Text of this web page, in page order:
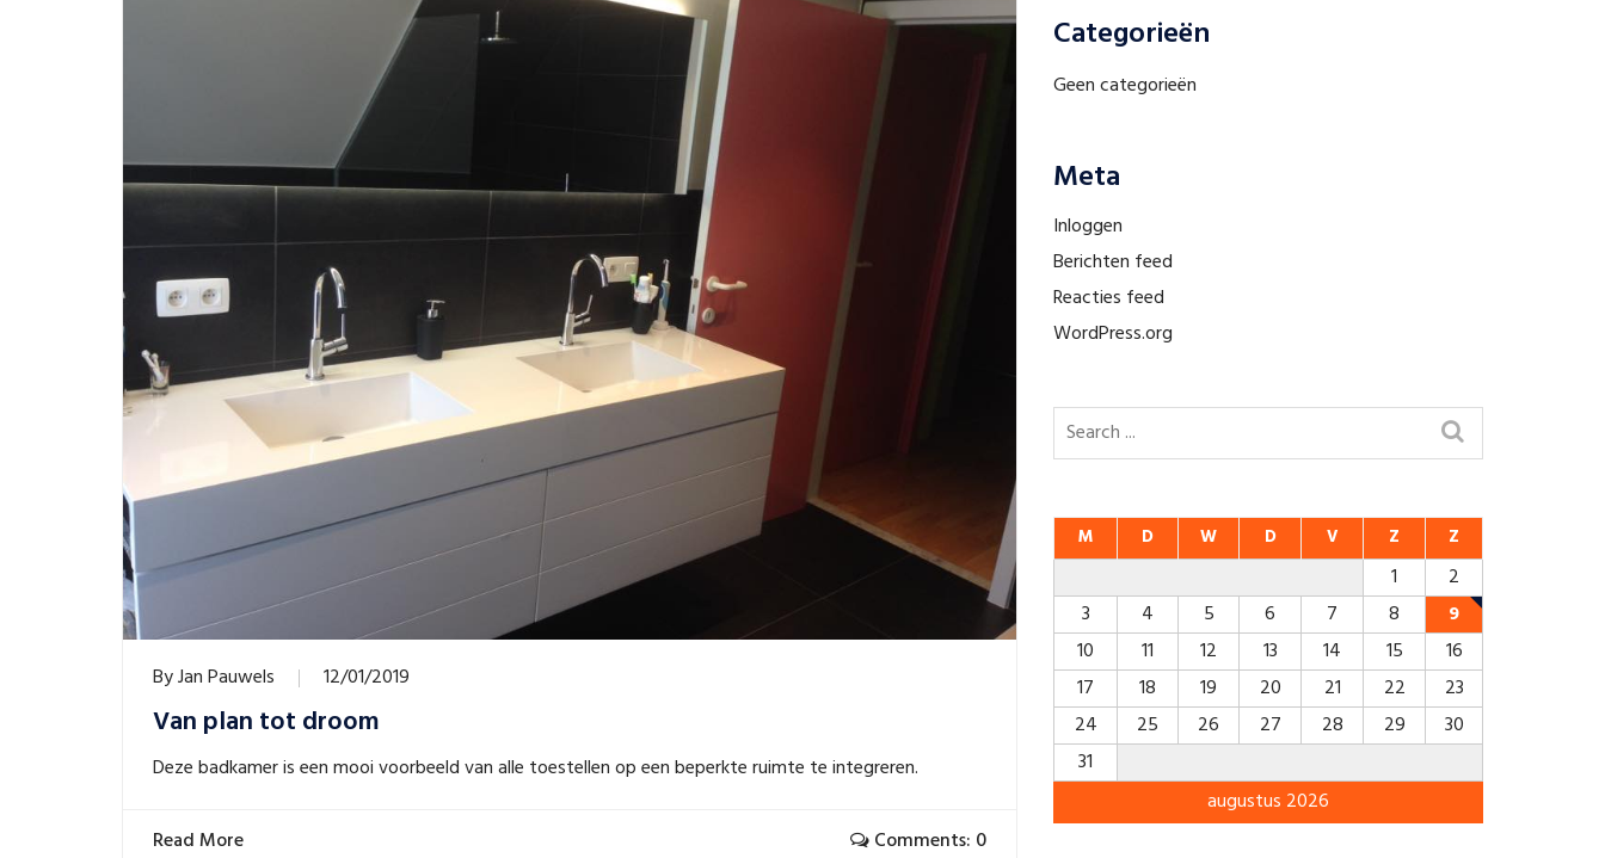
ByJan Pauwels 12/01/2019
Van plan tot droom
Deze badkamer is een mooi voorbeeld van alle toestellen op een beperkte ruimte te integreren.
Read More Comments: 0
Categorieën
Geen categorieën
Meta
Inloggen
Berichten feed
Reacties feed
WordPress.org
augustus 2026
M D W D V Z Z
1
2
3
4 5 6 7 8
9
10
11 12 13 14 15
16
17
18 19 20 21 22
23
24
25 26 27 28 29
30
31